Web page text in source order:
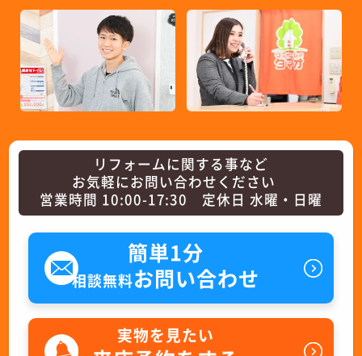
リフォームに関する事など
お気軽にお問い合わせください
営業時間 10:00-17:30 定休日 水曜・日曜
簡単1分
相談無料お問い合わせ
実物を見たい